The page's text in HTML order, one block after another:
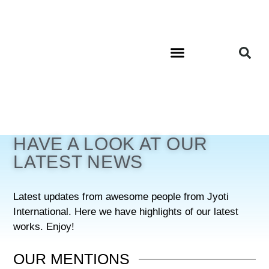
HAVE A LOOK AT OUR
LATEST NEWS
Latest updates from awesome people from Jyoti
International. Here we have highlights of our latest
works. Enjoy!
OUR MENTIONS